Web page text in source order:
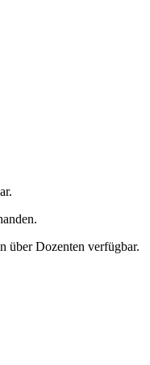
über Dozenten verfügbar.